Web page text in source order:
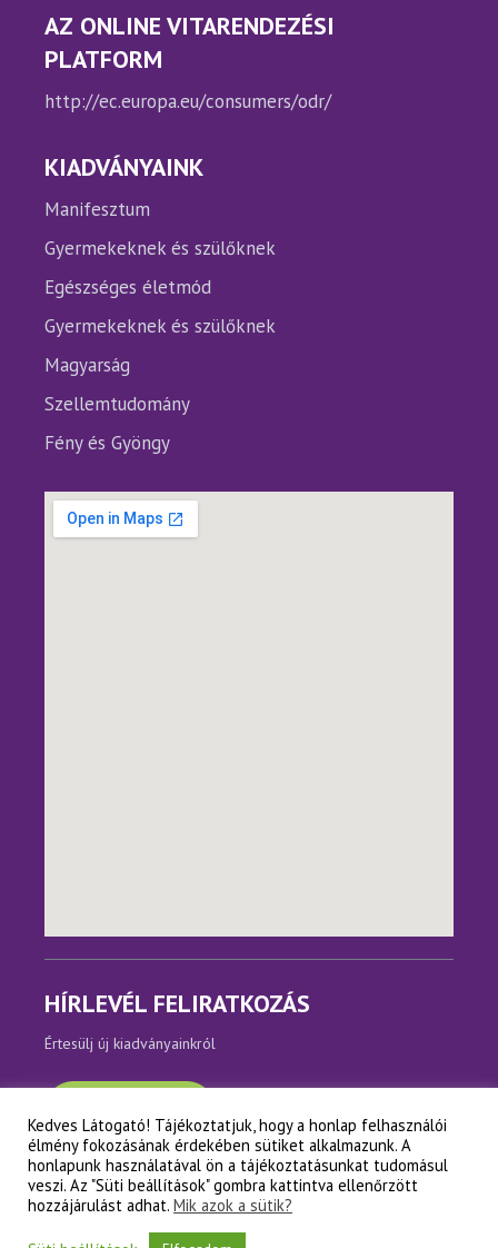
AZ ONLINE VITARENDEZÉSI
PLATFORM
http://ec.europa.eu/consumers/odr/
KIADVÁNYAINK
Manifesztum
Gyermekeknek és szülőknek
Egészséges életmód
Gyermekeknek és szülőknek
Magyarság
Szellemtudomány
Fény és Gyöngy
HÍRLEVÉL FELIRATKOZÁS
Értesülj új kiadványainkról
Copyright © Napfényes Élet Alapítvány
Kedves Látogató! Tájékoztatjuk, hogy a honlap felhasználói
élmény fokozásának érdekében sütiket alkalmazunk. A
honlapunk használatával ön a tájékoztatásunkat tudomásul
veszi. Az "Süti beállítások" gombra kattintva ellenőrzött
hozzájárulást adhat. Mik azok a sütik?